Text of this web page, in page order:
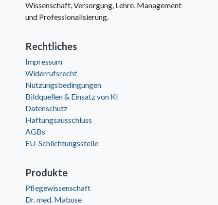
Wissenschaft, Versorgung, Lehre, Management
und Professionalisierung.
Rechtliches
Impressum
Widerrufsrecht
Nutzungsbedingungen
Bildquellen & Einsatz von KI
Datenschutz
Haftungsausschluss
AGBs
EU-Schlichtungsstelle
Produkte
Pflegewissenschaft
Dr. med. Mabuse